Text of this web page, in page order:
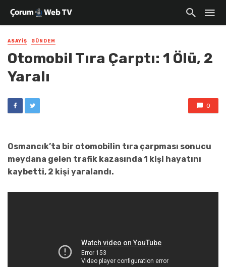
ASAYIŞ GÜNDEM
Otomobil Tıra Çarptı: 1 Ölü, 2
Yaralı
0
Osmancık’ta bir otomobilin tıra çarpması sonucu
meydana gelen trafik kazasında 1 kişi hayatını
kaybetti, 2 kişi yaralandı.